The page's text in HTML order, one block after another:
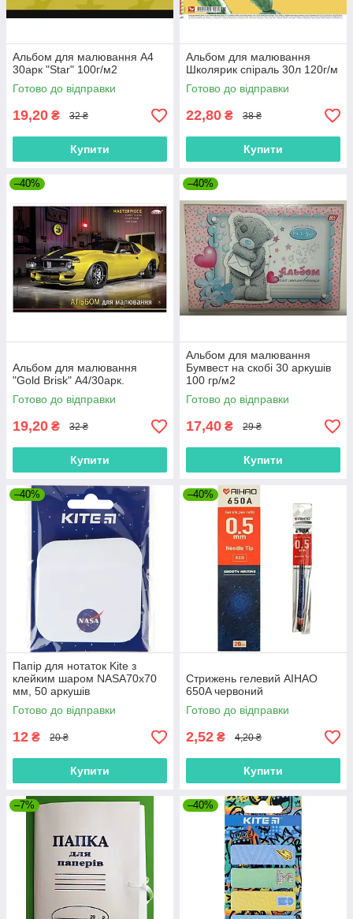
Альбом для малювання А4
30арк "Star" 100г/м2
Готово до відправки
19,20 ₴ 32 ₴
Купити
Альбом для малювання
Школярик спіраль 30л 120г/м
Готово до відправки
22,80 ₴ 38 ₴
Купити
–40%
Альбом для малювання
"Gold Brisk" А4/30арк.
Готово до відправки
19,20 ₴ 32 ₴
Купити
–40%
Альбом для малювання
Бумвест на скобі 30 аркушів
100 гр/м2
Готово до відправки
17,40 ₴ 29 ₴
Купити
–40%
Папір для нотаток Kite з
клейким шаром NASA70х70
мм, 50 аркушів
Готово до відправки
12 ₴ 20 ₴
Купити
–40%
Стрижень гелевий AIHAO
650A червоний
Готово до відправки
2,52 ₴ 4,20 ₴
Купити
–7% –40%